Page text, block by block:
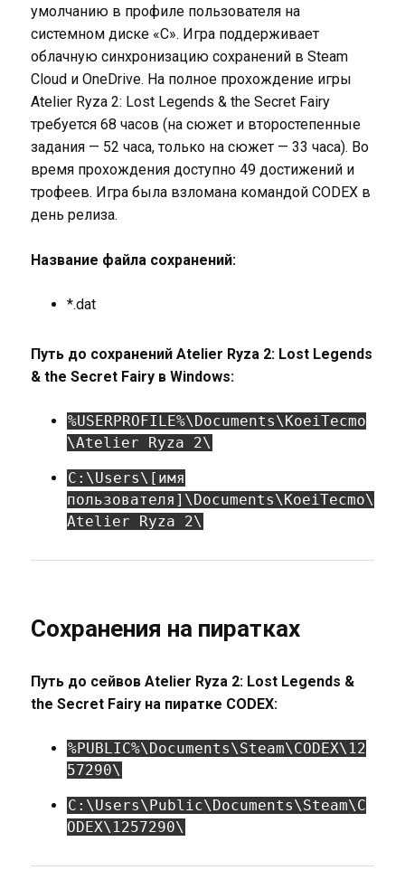
умолчанию в профиле пользователя на
системном диске «C». Игра поддерживает
облачную синхронизацию сохранений в Steam
Cloud и OneDrive. На полное прохождение игры
Atelier Ryza 2: Lost Legends & the Secret Fairy
требуется 68 часов (на сюжет и второстепенные
задания — 52 часа, только на сюжет — 33 часа). Во
время прохождения доступно 49 достижений и
трофеев. Игра была взломана командой CODEX в
день релиза.
Название файла сохранений:
*.dat
Путь до сохранений Atelier Ryza 2: Lost Legends
& the Secret Fairy в Windows:
%USERPROFILE%\Documents\KoeiTecmo
\Atelier Ryza 2\
C:\Users\[имя
пользователя]\Documents\KoeiTecmo\
Atelier Ryza 2\
Сохранения на пиратках
Путь до сейвов Atelier Ryza 2: Lost Legends &
the Secret Fairy на пиратке CODEX:
%PUBLIC%\Documents\Steam\CODEX\12
57290\
C:\Users\Public\Documents\Steam\C
ODEX\1257290\